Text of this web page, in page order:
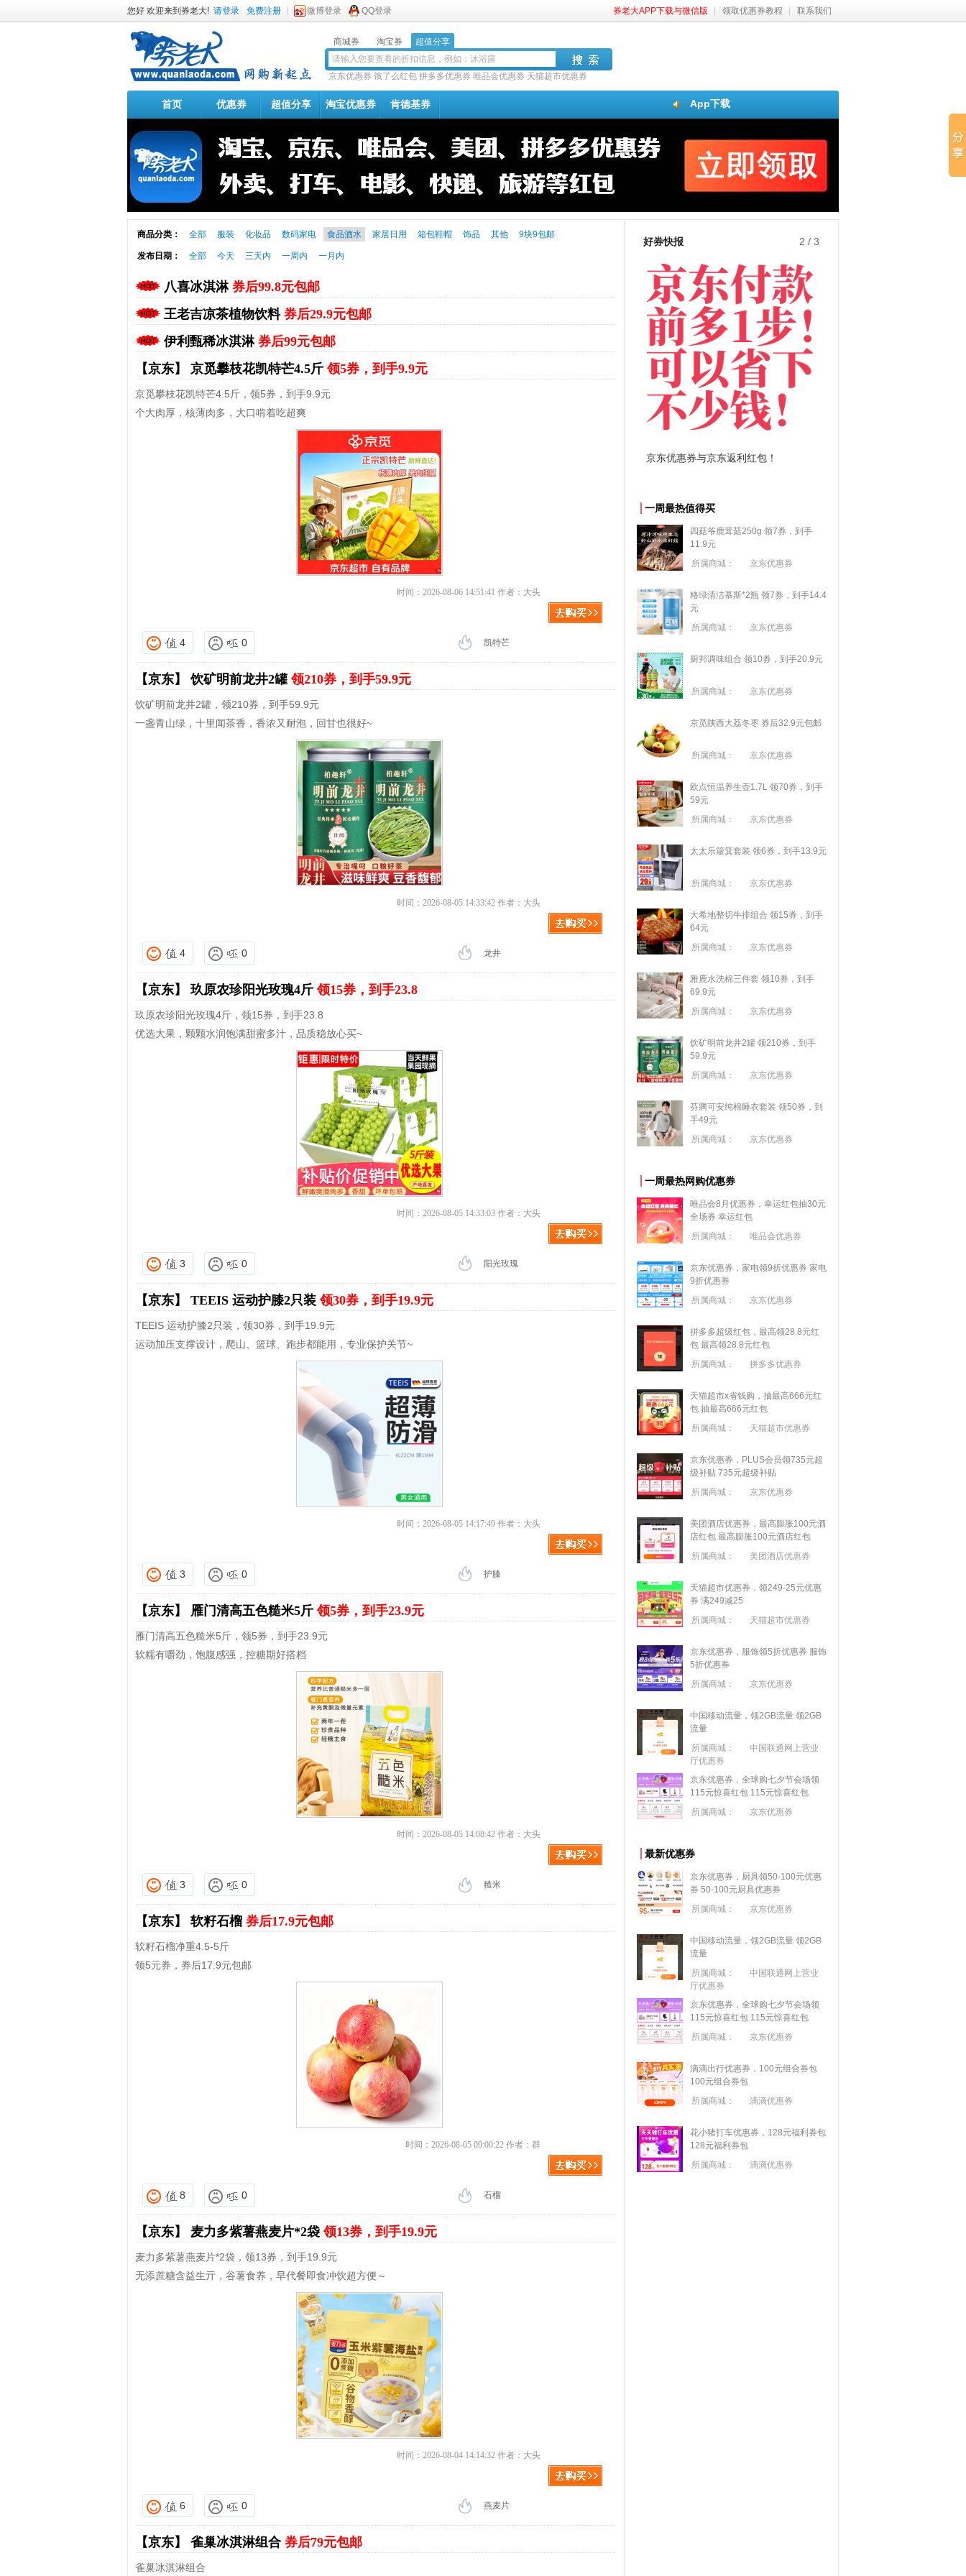
您好 欢迎来到券老大! 请登录 免费注册 微博登录 QQ登录 券老大APP下载与微信版 领取优惠券教程 联系我们
商城券 淘宝券 超值分享
京东优惠券 饿了么红包 拼多多优惠券 唯品会优惠券 天猫超市优惠券
App下载
首页 优惠券 超值分享 淘宝优惠券 肯德基券
商品分类： 全部 服装 化妆品 数码家电 食品酒水 家居日用 箱包鞋帽 饰品 其他 9块9包邮
发布日期： 全部 今天 三天内 一周内 一月内
八喜冰淇淋 券后99.8元包邮
王老吉凉茶植物饮料 券后29.9元包邮
伊利甄稀冰淇淋 券后99元包邮
【京东】 京觅攀枝花凯特芒4.5斤领5券，到手9.9元
京觅攀枝花凯特芒4.5斤，领5券，到手9.9元
个大肉厚，核薄肉多，大口啃着吃超爽
时间：2026-08-06 14:51:41 作者：大头
4 0 凯特芒
【京东】饮矿明前龙井2罐领210券，到手59.9元
饮矿明前龙井2罐，领210券，到手59.9元
一盏青山绿，十里闻茶香，香浓又耐泡，回甘也很好~
时间：2026-08-05 14:33:42 作者：大头
4 0 龙井
【京东】 玖原农珍阳光玫瑰4斤领15券，到手23.8
玖原农珍阳光玫瑰4斤，领15券，到手23.8
优选大果，颗颗水润饱满甜蜜多汁，品质稳放心买~
时间：2026-08-05 14:33:03 作者：大头
3 0 阳光玫瑰
【京东】 TEEIS 运动护膝2只装领30券，到手19.9元
TEEIS 运动护膝2只装，领30券，到手19.9元
运动加压支撑设计，爬山、篮球、跑步都能用，专业保护关节~
时间：2026-08-05 14:17:49 作者：大头
3 0 护膝
【京东】 雁门清高五色糙米5斤领5券，到手23.9元
雁门清高五色糙米5斤，领5券，到手23.9元
软糯有嚼劲，饱腹感强，控糖期好搭档
时间：2026-08-05 14:08:42 作者：大头
3 0 糙米
【京东】 软籽石榴 券后17.9元包邮
软籽石榴净重4.5-5斤
领5元券，券后17.9元包邮
时间：2026-08-05 09:00:22 作者：群
8 0 石榴
【京东】 麦力多紫薯燕麦片*2袋领13券，到手19.9元
麦力多紫薯燕麦片*2袋，领13券，到手19.9元
无添蔗糖含益生亓，谷薯食养，早代餐即食冲饮超方便～
时间：2026-08-04 14:14:32 作者：大头
6 0 燕麦片
【京东】 雀巢冰淇淋组合 券后79元包邮
雀巢冰淇淋组合
好券快报 3 / 3
淘宝优惠券+淘宝返利 京东优惠券与京东返利红包！ 拼多多优惠券+拼多多返利
一周最热值得买
四菇爷鹿茸菇250g 领7券，到手
11.9元
所属商城：
京东优惠券
格绿清洁慕斯*2瓶 领7券，到手14.4
元
所属商城：
京东优惠券
厨邦调味组合 领10券，到手20.9元
所属商城： 京东优惠券
京觅陕西大荔冬枣 券后32.9元包邮
所属商城： 京东优惠券
欧点恒温养生壶1.7L 领70券，到手
59元
所属商城：
京东优惠券
太太乐簸箕套装 领6券，到手13.9元
所属商城： 京东优惠券
大希地整切牛排组合 领15券，到手
64元
所属商城：
京东优惠券
雅鹿水洗棉三件套 领10券，到手
69.9元
所属商城：
京东优惠券
饮矿明前龙井2罐 领210券，到手
59.9元
所属商城：
京东优惠券
芬腾可安纯棉睡衣套装 领50券，到
手49元
所属商城：
京东优惠券
一周最热网购优惠券
唯品会8月优惠券，幸运红包抽30元
全场券 幸运红包
所属商城：
唯品会优惠券
京东优惠券，家电领9折优惠券 家电
9折优惠券
所属商城：
京东优惠券
拼多多超级红包，最高领28.8元红
包 最高领28.8元红包
所属商城：
拼多多优惠券
天猫超市x省钱购，抽最高666元红
包 抽最高666元红包
所属商城：
天猫超市优惠券
京东优惠券，PLUS会员领735元超
级补贴 735元超级补贴
所属商城：
京东优惠券
美团酒店优惠券，最高膨胀100元酒
店红包 最高膨胀100元酒店红包
所属商城：
美团酒店优惠券
天猫超市优惠券，领249-25元优惠
券 满249减25
所属商城：
天猫超市优惠券
京东优惠券，服饰领5折优惠券 服饰
5折优惠券
所属商城：
京东优惠券
中国移动流量，领2GB流量 领2GB
流量
所属商城：
中国联通网上营业
厅优惠券
京东优惠券，全球购七夕节会场领
115元惊喜红包 115元惊喜红包
所属商城：
京东优惠券
最新优惠券
京东优惠券，厨具领50-100元优惠
券 50-100元厨具优惠券
所属商城：
京东优惠券
中国移动流量，领2GB流量 领2GB
流量
所属商城：
中国联通网上营业
厅优惠券
京东优惠券，全球购七夕节会场领
115元惊喜红包 115元惊喜红包
所属商城：
京东优惠券
滴滴出行优惠券，100元组合券包
100元组合券包
所属商城：
滴滴优惠券
花小猪打车优惠券，128元福利券包
128元福利券包
所属商城：
滴滴优惠券